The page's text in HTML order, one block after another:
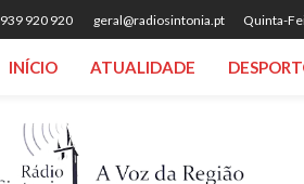
939 920 920 geral@radiosintonia.pt Quinta-
INÍCIO ATUALIDADE